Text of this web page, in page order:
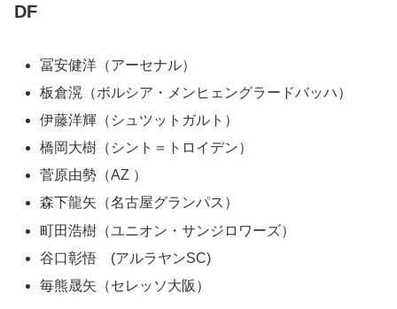
DF
冨安健洋（アーセナル）
板倉滉（ボルシア・メンヒェングラードバッハ）
伊藤洋輝（シュツットガルト）
橋岡大樹（シント＝トロイデン）
菅原由勢（AZ ）
森下龍矢（名古屋グランパス）
町田浩樹（ユニオン・サンジロワーズ）
谷口彰悟 (アルラヤンSC)
毎熊晟矢（セレッソ大阪）